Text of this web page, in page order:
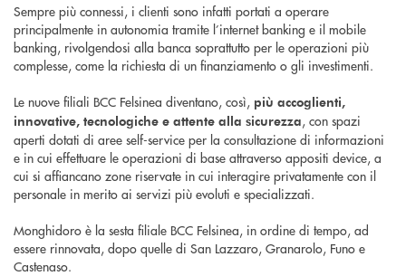
Sempre più connessi, i clienti sono infatti portati a operare
principalmente in autonomia tramite l’internet banking e il mobile
banking, rivolgendosi alla banca soprattutto per le operazioni più
complesse, come la richiesta di un finanziamento o gli investimenti.
Le nuove filiali BCC Felsinea diventano, così, più accoglienti,
innovative, tecnologiche e attente alla sicurezza, con spazi
aperti dotati di aree self-service per la consultazione di informazioni
e in cui effettuare le operazioni di base attraverso appositi device, a
cui si affiancano zone riservate in cui interagire privatamente con il
personale in merito ai servizi più evoluti e specializzati.
Monghidoro è la sesta filiale BCC Felsinea, in ordine di tempo, ad
essere rinnovata, dopo quelle di San Lazzaro, Granarolo, Funo e
Castenaso.